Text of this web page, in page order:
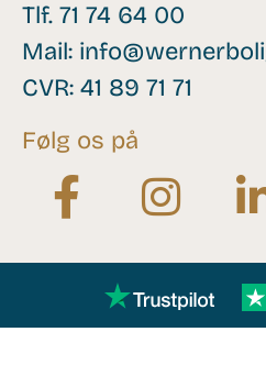
Tlf. 71 74 64 00
Mail:
CVR: 41 89 71 71
Følg os på